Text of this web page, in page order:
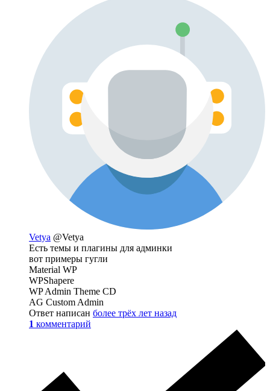
Vetya @Vetya
Есть темы и плагины для админки
вот примеры гугли
Material WP
WPShapere
WP Admin Theme CD
AG Custom Admin
Ответ написан более трёх лет назад
1 комментарий